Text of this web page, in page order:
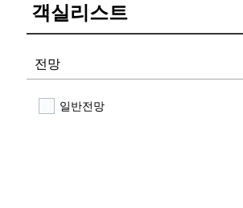
Standard Plus : 일반적인것 싫고,
No Smoking : 비흡연자분들의 센스
해서 준비했습니다. (커플PC,욕조,비
Phantom Suite : 넓은 객실을 필요
객실리스트
전망
일반전망